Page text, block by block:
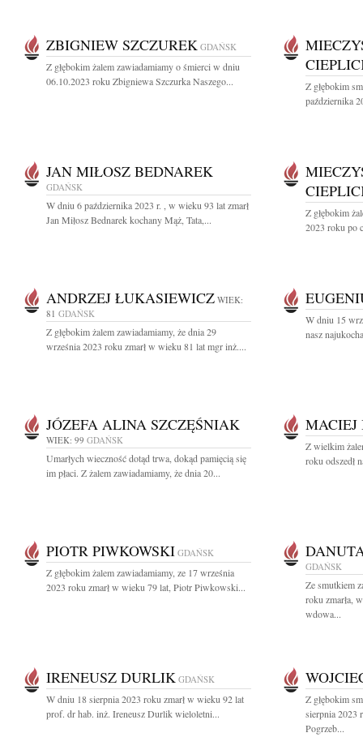
ZBIGNIEW SZCZUREK GDAŃSK
Z głębokim żalem zawiadamiamy o śmierci w dniu
06.10.2023 roku Zbigniewa Szczurka Naszego...
Z głębokim
października
JAN MIŁOSZ BEDNAREK
GDAŃSK
W dniu 6 października 2023 r. , w wieku 93 lat zmarł
Jan Miłosz Bednarek kochany Mąż, Tata,...
Z głębokim
2023 roku po
ANDRZEJ ŁUKASIEWICZ WIEK:
81 GDAŃSK
Z głębokim żalem zawiadamiamy, że dnia 29
września 2023 roku zmarł w wieku 81 lat mgr inż....
W dniu 15
nasz
JÓZEFA ALINA SZCZĘŚNIAK
WIEK: 99 GDAŃSK
Umarłych wieczność dotąd trwa, dokąd pamięcią się
im płaci. Z żalem zawiadamiamy, że dnia 20...
MACIEJ
Z wielkim
roku odszedł
PIOTR PIWKOWSKI GDAŃSK
Z głębokim żalem zawiadamiamy, ze 17 września
2023 roku zmarł w wieku 79 lat, Piotr Piwkowski...
GDAŃSK
Ze smutkiem
roku zmarła,
wdowa...
IRENEUSZ DURLIK GDAŃSK
W dniu 18 sierpnia 2023 roku zmarł w wieku 92 lat
prof. dr hab. inż. Ireneusz Durlik wieloletni...
Z głębokim
sierpnia 2023
Pogrzeb...